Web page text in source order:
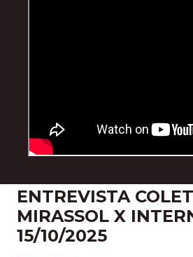
ENTREVISTA
MIRASSOL X
15/10/2025